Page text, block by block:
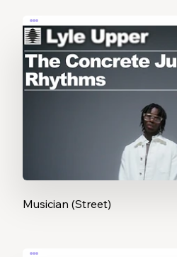
Musician (Street)